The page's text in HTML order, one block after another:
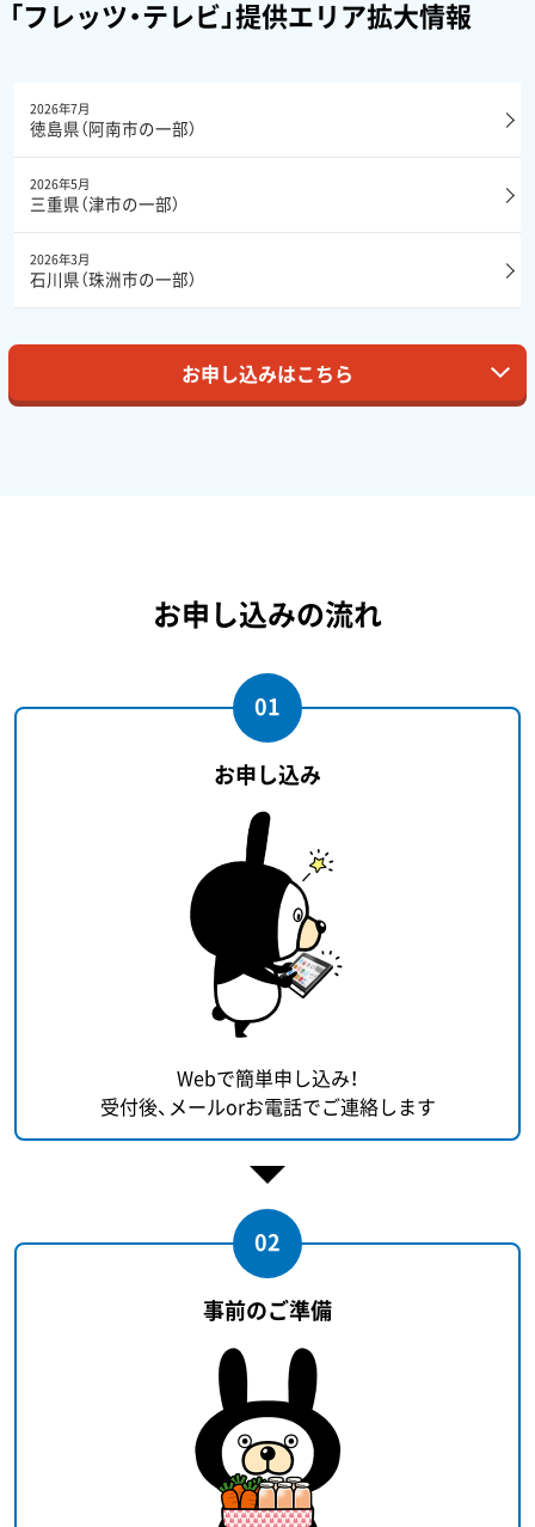
「フレッツ・テレビ」提供エリア拡大情報
2026年7月
徳島県（阿南市の一部）
2026年5月
三重県（津市の一部）
2026年3月
石川県（珠洲市の一部）
お申し込みはこちら
お申し込みの流れ
01
お申し込み
Webで簡単申し込み！
受付後、メールorお電話でご連絡します
02
事前のご準備